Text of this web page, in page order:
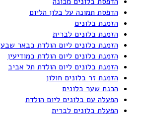
הדפסת תמונה על בלון הליום
הזמנת בלונים
הזמנת בלונים לברית
הזמנת בלונים ליום הולדת בבאר שבע
הזמנת בלונים ליום הולדת במודיעין
הזמנת בלונים ליום הולדת תל אביב
הזמנת זר בלונים חולון
הכנת שער בלונים
הפעלה עם בלונים ליום הולדת
הפעלת בלונים לברית